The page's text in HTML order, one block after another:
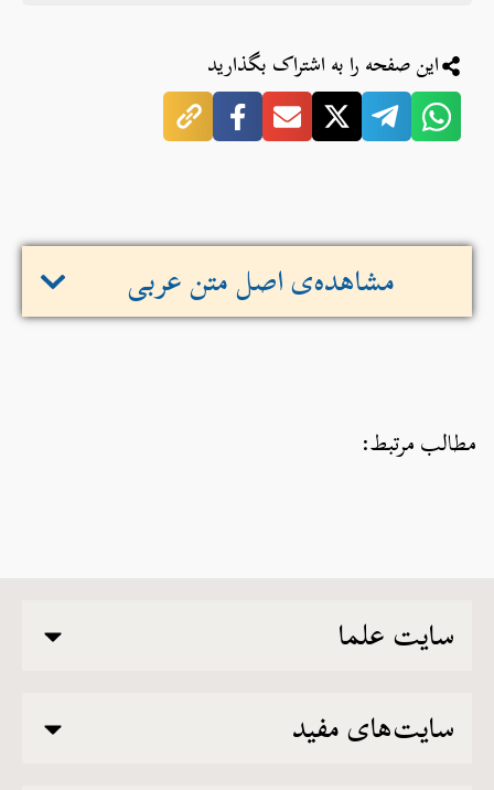
این صفحه را به اشتراک بگذارید
مشاهده‌ی اصل متن عربی
مطالب مرتبط:
سایت علما
سایت‌های مفید